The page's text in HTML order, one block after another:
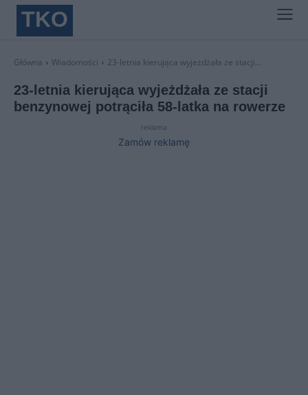
TKO
Główna Wiadomości 23-letnia kierująca wyjeżdżała ze stacji...
23-letnia kierująca wyjeżdżała ze stacji
benzynowej potrąciła 58-latka na rowerze
reklama
Zamów reklamę